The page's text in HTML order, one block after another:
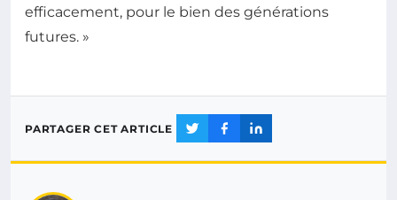
efficacement, pour le bien des générations
futures. »
PARTAGER CET ARTICLE